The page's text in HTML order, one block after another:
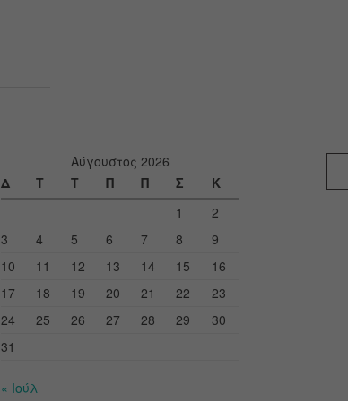
Αύγουστος 2026
Δ
Τ Τ Π Π Σ
Κ
1
2
3
4 5 6 7 8
9
10
11 12 13 14 15
16
17
18 19 20 21 22
23
24
25 26 27 28 29
30
31
« Ιούλ